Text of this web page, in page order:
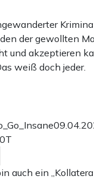
der gewollten
und akzeptieren
weiß doch jeder.
auch ein